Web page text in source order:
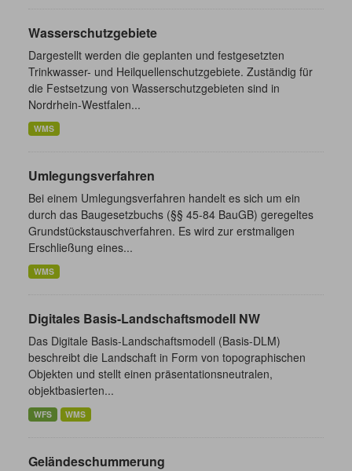
Wasserschutzgebiete
Dargestellt werden die geplanten und festgesetzten
Trinkwasser- und Heilquellenschutzgebiete. Zuständig für
die Festsetzung von Wasserschutzgebieten sind in
Nordrhein-Westfalen...
WMS
Umlegungsverfahren
Bei einem Umlegungsverfahren handelt es sich um ein
durch das Baugesetzbuchs (§§ 45-84 BauGB) geregeltes
Grundstückstauschverfahren. Es wird zur erstmaligen
Erschließung eines...
WMS
Digitales Basis-Landschaftsmodell NW
Das Digitale Basis-Landschaftsmodell (Basis-DLM)
beschreibt die Landschaft in Form von topographischen
Objekten und stellt einen präsentationsneutralen,
objektbasierten...
WFS WMS
Geländeschummerung